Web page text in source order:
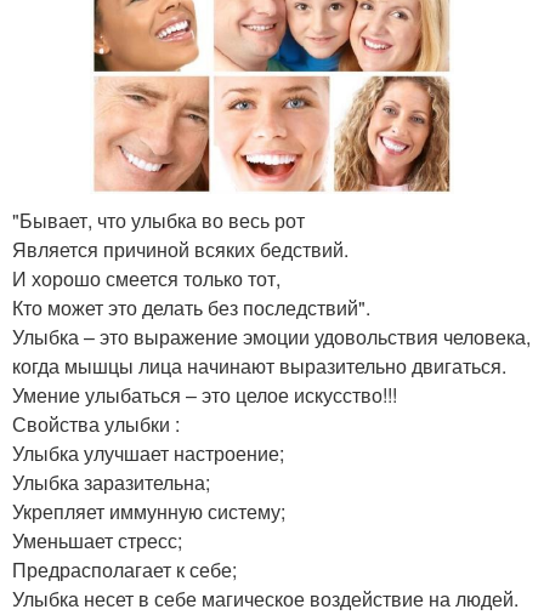
"Бывает, что улыбка во весь рот
Является причиной всяких бедствий.
И хорошо смеется только тот,
Кто может это делать без последствий".
Улыбка – это выражение эмоции удовольствия человека,
когда мышцы лица начинают выразительно двигаться.
Умение улыбаться – это целое искусство!!!
Свойства улыбки :
Улыбка улучшает настроение;
Улыбка заразительна;
Укрепляет иммунную систему;
Уменьшает стресс;
Предрасполагает к себе;
Улыбка несет в себе магическое воздействие на людей.